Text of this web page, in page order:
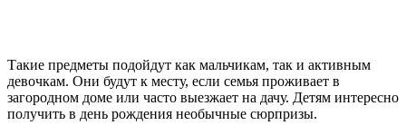
Такие предметы подойдут как мальчикам, так и активным
девочкам. Они будут к месту, если семья проживает в
загородном доме или часто выезжает на дачу. Детям интересно
получить в день рождения необычные сюрпризы.